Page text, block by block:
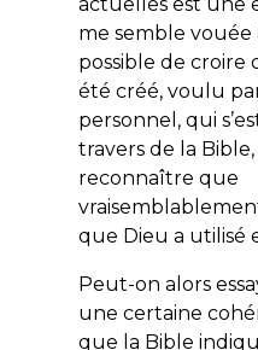
me semble vouée
possible de croire
été créé, voulu
personnel, qui
travers de la
reconnaître que
que Dieu a utilisé
Peut-on alors
une certaine
que la Bible